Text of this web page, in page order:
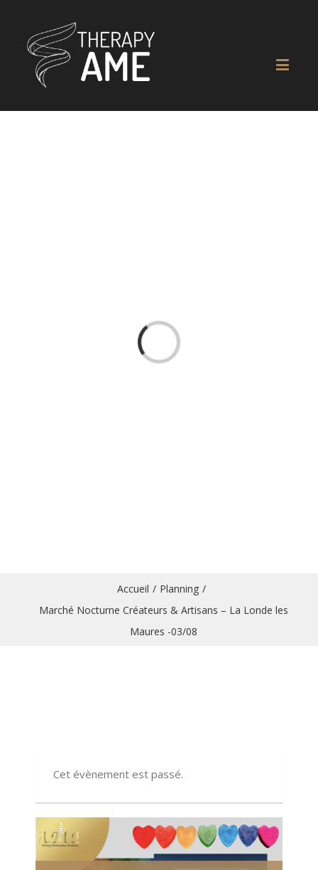
Loading...
Accueil / Planning /
Marché Nocturne Créateurs & Artisans – La Londe les
Maures -03/08
Cet évènement est passé.